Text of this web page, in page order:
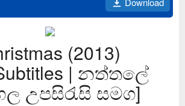
(2013)
| නත්තලේ
උපසිරැසි සමග]